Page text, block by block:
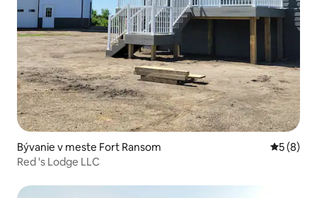
Bývanie v meste Fort Ransom
5 (8)
Red 's Lodge LLC